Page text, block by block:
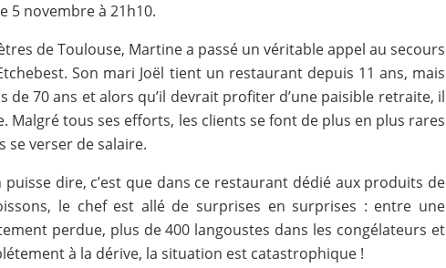
5 novembre à 21h10.
de Toulouse, Martine a passé un véritable appel au secours
Son mari Joël tient un restaurant depuis 11 ans, mais
de 70 ans et alors qu’il devrait profiter d’une paisible retraite, il
Malgré tous ses efforts, les clients se font de plus en plus rares
se verser de salaire.
puisse dire, c’est que dans ce restaurant dédié aux produits de
le chef est allé de surprises en surprises : entre une
perdue, plus de 400 langoustes dans les congélateurs et
à la dérive, la situation est catastrophique !